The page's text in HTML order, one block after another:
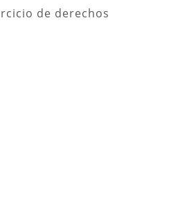
de derechos